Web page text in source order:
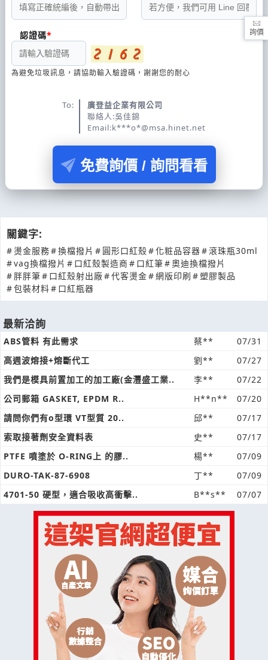
認證碼
為避免垃圾訊息，請協助輸入驗證碼，謝謝您的耐心
To:
廣登益企業有限公司
聯絡人:吳佳錦
Email:k***o*@msa.hinet.net
免費詢價 / 詢問看看
關鍵字:
# 燙金服務#換檔撥片 # 圓形口紅殼#化粧品容器#滾珠瓶30ml
#vag換檔撥片 # 口紅殼製造商# 口紅筆#奧迪換檔撥片
# 胖胖筆# 口紅殼射出廠#代客燙金#網版印刷 #塑膠製品
#包裝材料# 口紅瓶器
最新洽詢
ABS管料 有此需求 蔡**
07/31
高週波熔接+熔斷代工
劉**
07/27
我們是模具前置加工的加工廠(金灃盛工業..
李**
07/22
公司郵箱 GASKET, EPDM R..
H**n**
07/20
請問你們有o型環 VT型質 20..
邱**
07/17
索取接著劑安全資料表
史**
07/17
PTFE 噴塗於 O-RING上 的膠..
楊**
07/09
DURO-TAK-87-6908
丁**
07/09
4701-50 硬型，適合吸收高衝擊..
B**s** 07/07
詢價